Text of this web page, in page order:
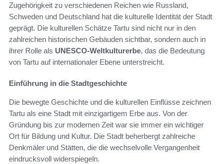
Zugehörigkeit zu verschiedenen Reichen wie Russland,
Schweden und Deutschland hat die kulturelle Identität der Stadt
geprägt. Die kulturellen Schätze Tartu sind nicht nur in den
zahlreichen historischen Gebäuden sichtbar, sondern auch in
ihrer Rolle als UNESCO-Weltkulturerbe, das die Bedeutung
von Tartu auf internationaler Ebene unterstreicht.
Einführung in die Stadtgeschichte
Die bewegte Geschichte und die kulturellen Einflüsse zeichnen
Tartu als eine Stadt mit einzigartigem Erbe aus. Von der
Gründung bis zur modernen Zeit war sie immer ein wichtiger
Ort für Bildung und Kultur. Die Stadt beherbergt zahlreiche
Denkmäler und Stätten, die die wechselvolle Vergangenheit
eindrucksvoll widerspiegeln.